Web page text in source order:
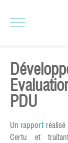
PDU
Un rapport réalisé
Certu et